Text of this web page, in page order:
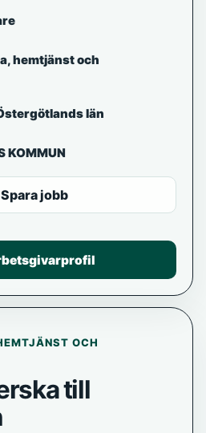
OCH
till
hemtjänst och
län
KOMMUN
Spara jobb